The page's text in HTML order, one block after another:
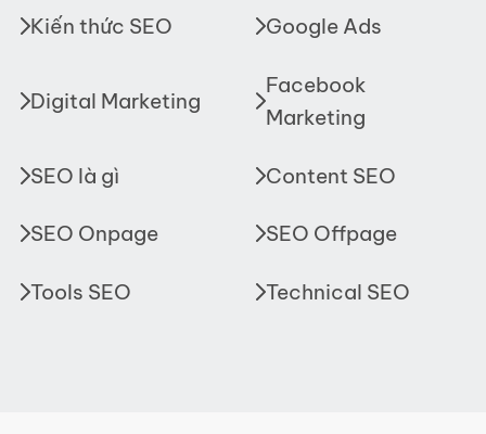
Kiến thức SEO Google Ads
Digital Marketing
Facebook
Marketing
SEO là gì Content SEO
SEO Onpage SEO Offpage
Tools SEO Technical SEO